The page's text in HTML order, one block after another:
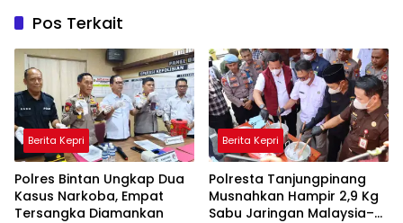
Pos Terkait
Berita Kepri
Polres Bintan Ungkap Dua
Kasus Narkoba, Empat
Tersangka Diamankan
Berita Kepri
Polresta Tanjungpinang
Musnahkan Hampir 2,9 Kg
Sabu Jaringan Malaysia–